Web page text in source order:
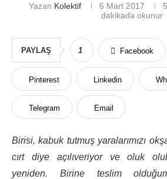
Yazan Kolektif 6 Mart 2017
dakikada okunur
PAYLAŞ 1 Facebook
Pinterest Linkedin
Telegram Email
Birisi, kabuk tutmuş yaralarımızı
cırt diye açılıveriyor ve oluk
yeniden. Birine teslim